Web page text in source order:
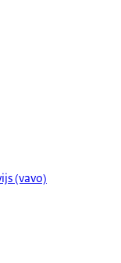
(vavo)